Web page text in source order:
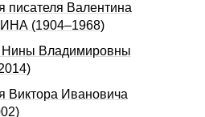
писателя Валентина
(1904–1968)
Нины Владимировны
Виктора Ивановича